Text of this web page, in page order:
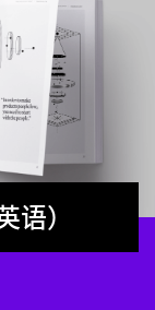
）